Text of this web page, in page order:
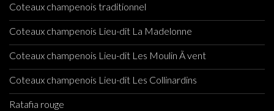
Coteaux champenois traditionnel
Coteaux champenois Lieu-dit La Madelonne
Coteaux champenois Lieu-dit Les Moulin Ã vent
Coteaux champenois Lieu-dit Les Collinardins
Ratafia rouge